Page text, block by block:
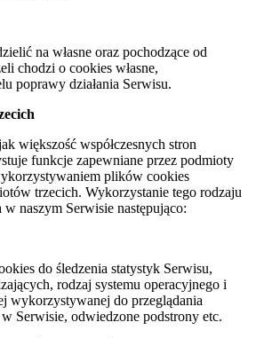
na własne oraz pochodzące od
chodzi o cookies własne,
poprawy działania Serwisu.
większość współczesnych stron
funkcje zapewniane przez podmioty
plików cookies
trzecich. Wykorzystanie tego rodzaju
naszym Serwisie następująco:
do śledzenia statystyk Serwisu,
rodzaj systemu operacyjnego i
wykorzystywanej do przeglądania
Serwisie, odwiedzone podstrony etc.